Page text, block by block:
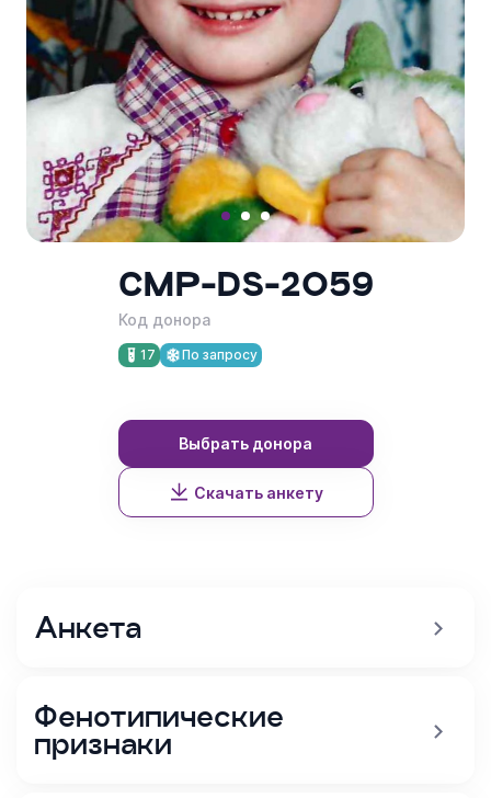
8 831 262-10-03
Пн - Пт с 10:00 до 18:00
CMP-DS-2059
Код донора
17 По запросу
Выбрать донора
Скачать анкету
Анкета
Фенотипические
признаки